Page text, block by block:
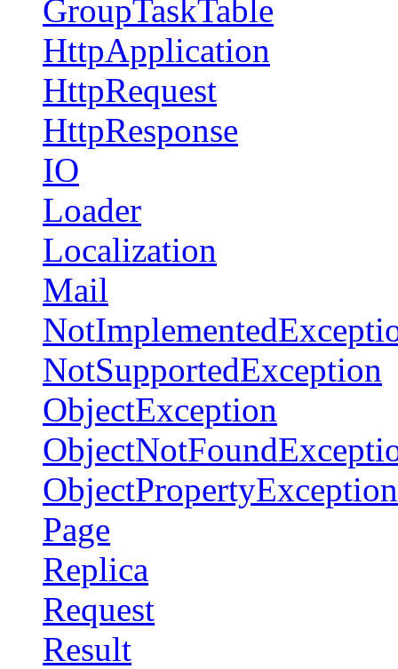
GroupTaskTable
HttpApplication
HttpRequest
HttpResponse
IO
Loader
Localization
Mail
NotSupportedException
ObjectException
ObjectPropertyException
Page
Replica
Request
Result